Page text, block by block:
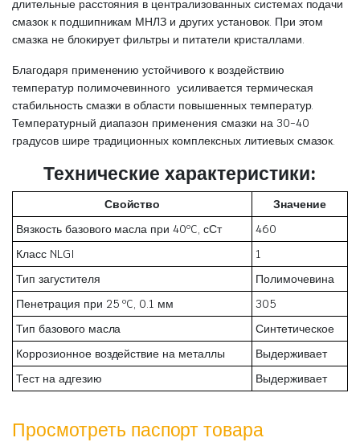
длительные расстояния в централизованных системах подачи
смазок к подшипникам МНЛЗ и других установок. При этом
смазка не блокирует фильтры и питатели кристаллами.
Благодаря применению устойчивого к воздействию
температур полимочевинного усиливается термическая
стабильность смазки в области повышенных температур.
Температурный диапазон применения смазки на 30-40
градусов шире традиционных комплексных литиевых смазок.
Технические характеристики:
Свойство
Значение
Вязкость базового масла при 40ºC, сСт
460
Класс NLGI
1
Тип загустителя
Полимочевина
Пенетрация при 25 ºC, 0.1 мм
305
Тип базового масла
Синтетическое
Коррозионное воздействие на металлы
Выдерживает
Тест на адгезию
Выдерживает
Просмотреть паспорт товара